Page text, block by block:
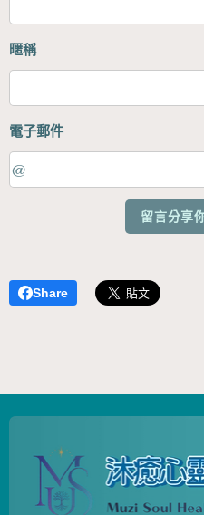
暱稱
電子郵件
留言分享
Share